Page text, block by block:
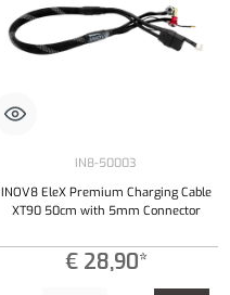
IN8-50003
INOV8 EleX Premium Charging Cable
XT90 50cm with 5mm Connector
€ 28,90*